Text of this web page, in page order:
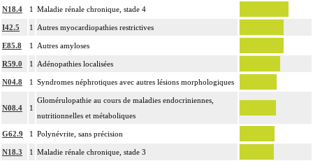
N18.4 1 Maladie rénale chronique, stade 4
I42.5 1 Autres myocardiopathies restrictives
E85.8 1 Autres amyloses
R59.0 1 Adénopathies localisées
N04.8 1 Syndromes néphrotiques avec autres lésions morphologiques
N08.4 1
Glomérulopathie au cours de maladies endocriniennes,
nutritionnelles et métaboliques
G62.9 1 Polynévrite, sans précision
N18.3 1 Maladie rénale chronique, stade 3